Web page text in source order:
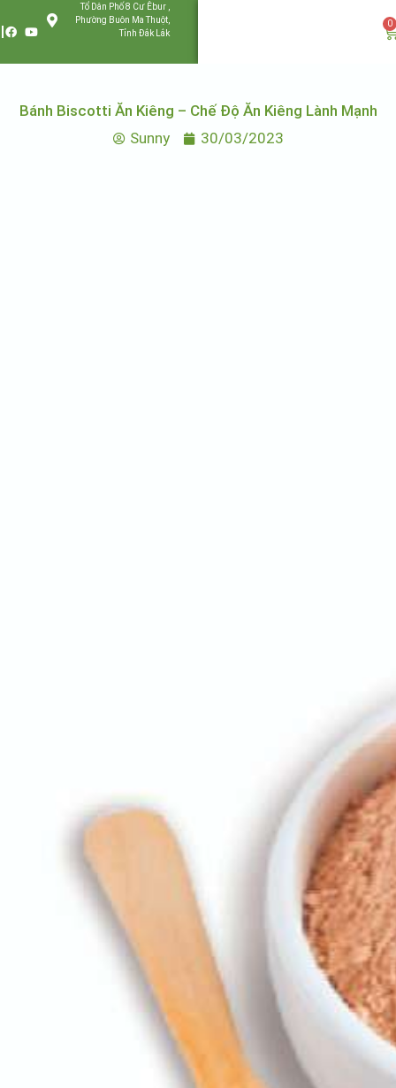
Tổ Dân Phố 8 Cư Êbur ,
Phường Buôn Ma Thuột,
Tỉnh Đắk Lắk
0
Bánh Biscotti Ăn Kiêng – Chế Độ Ăn Kiêng Lành Mạnh
Sunny
30/03/2023